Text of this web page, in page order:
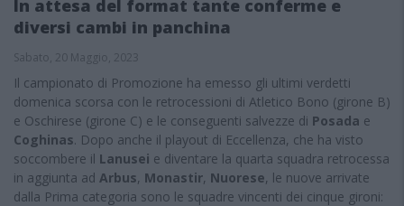
In attesa del format tante conferme e
diversi cambi in panchina
Sabato, 20 Maggio, 2023
Il campionato di Promozione ha emesso gli ultimi verdetti
domenica scorsa con le retrocessioni di Atletico Bono (girone B)
e Oschirese (girone C) e le conseguenti salvezze di Posada e
Coghinas. Dopo anche il playout di Eccellenza, che ha visto
soccombere il Lanusei e diventare la quarta squadra retrocessa
in aggiunta ad Arbus, Monastir, Nuorese, le nuove arrivate
dalla Prima categoria sono le squadre vincenti dei cinque gironi: